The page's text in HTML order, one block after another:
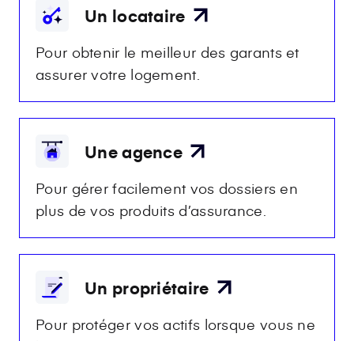
Un locataire
Pour obtenir le meilleur des garants et
assurer votre logement.
Une agence
Pour gérer facilement vos dossiers en
plus de vos produits d’assurance.
Un propriétaire
Pour protéger vos actifs lorsque vous ne